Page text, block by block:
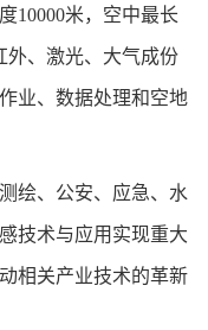
10000米， 空中最长
外、激光、大气成份
业、数据处理和空地
绘、公安、应急、水
技术与应用实现重大
相关产业技术的革新